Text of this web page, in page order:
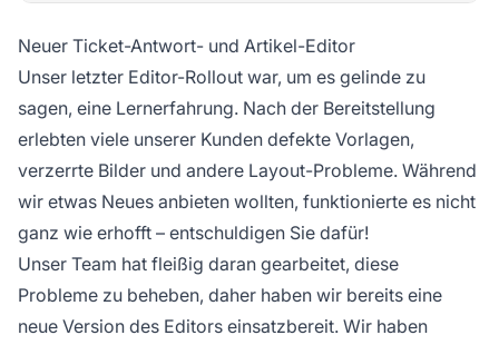
Neuer Ticket-Antwort- und Artikel-Editor
Unser letzter Editor-Rollout war, um es gelinde zu
sagen, eine Lernerfahrung. Nach der Bereitstellung
erlebten viele unserer Kunden defekte Vorlagen,
verzerrte Bilder und andere Layout-Probleme. Während
wir etwas Neues anbieten wollten, funktionierte es nicht
ganz wie erhofft – entschuldigen Sie dafür!
Unser Team hat fleißig daran gearbeitet, diese
Probleme zu beheben, daher haben wir bereits eine
neue Version des Editors einsatzbereit. Wir haben